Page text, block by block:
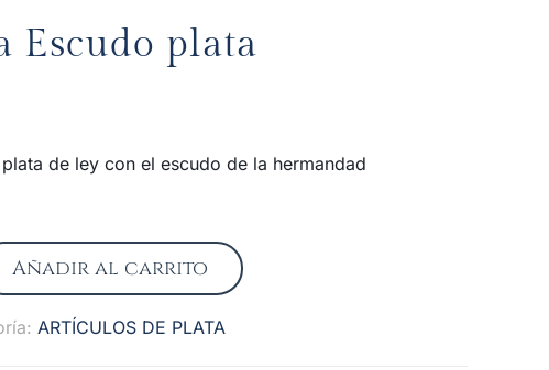
Escudo plata
de ley con el escudo de la hermandad
Añadir al carrito
ARTÍCULOS DE PLATA